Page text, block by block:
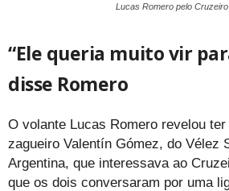
Lucas Romero pelo
“Ele queria muito vir
disse Romero
O volante Lucas Romero revelou
zagueiro Valentín Gómez, do Vélez
Argentina, que interessava ao
que os dois conversaram por uma